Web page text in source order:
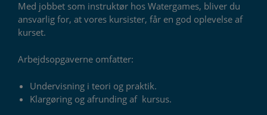
Med jobbet som instruktør hos Watergames, bliver du
ansvarlig for, at vores kursister, får en god oplevelse af
kurset.
Arbejdsopgaverne omfatter:
Undervisning i teori og praktik.
Klargøring og afrunding af kursus.